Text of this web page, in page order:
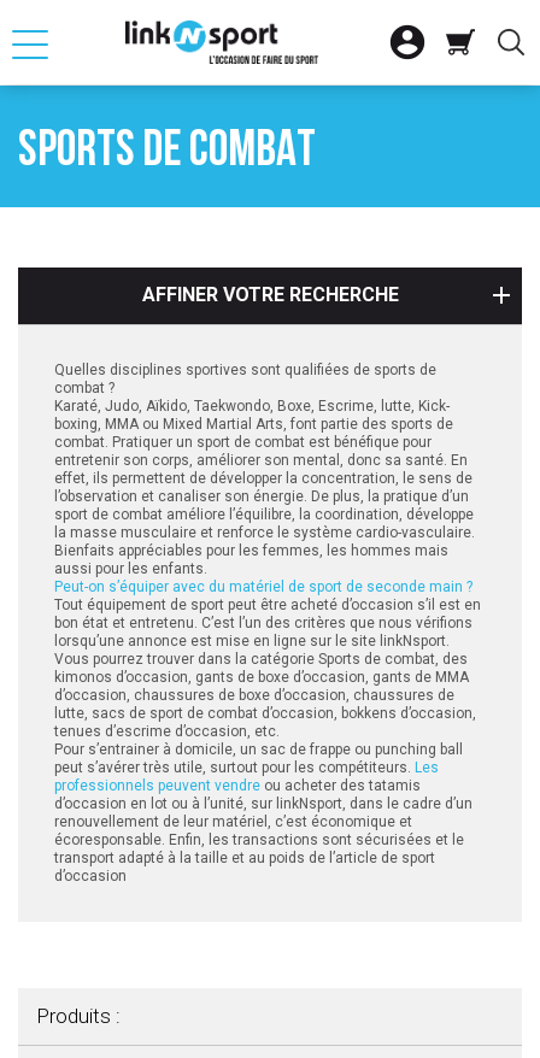

ACCESSOIRES
 SKI NORDIQUE
SNOWBOARD
LOT SKIS

SAC
CHARIOT

MUSCULATION

VELO DE ROUTE
VELO URBAIN ET
ACCESSOIRES
VELO ENFANT

BATEAU
GLISSE
DE COMBAT
DE RAQUETTE
SPORTS DE COMBAT
AFFINER VOTRE RECHERCHE
Quelles disciplines sportives sont qualifiées de sports de
combat ?
Karaté, Judo, Aïkido, Taekwondo, Boxe, Escrime, lutte, Kick-
boxing, MMA ou Mixed Martial Arts, font partie des sports de
combat. Pratiquer un sport de combat est bénéfique pour
entretenir son corps, améliorer son mental, donc sa santé. En
effet, ils permettent de développer la concentration, le sens de
l’observation et canaliser son énergie. De plus, la pratique d’un
sport de combat améliore l’équilibre, la coordination, développe
la masse musculaire et renforce le système cardio-vasculaire.
Bienfaits appréciables pour les femmes, les hommes mais
aussi pour les enfants.
Peut-on s’équiper avec du matériel de sport de seconde main ?
Tout équipement de sport peut être acheté d’occasion s’il est en
bon état et entretenu. C’est l’un des critères que nous vérifions
lorsqu’une annonce est mise en ligne sur le site linkNsport.
Vous pourrez trouver dans la catégorie Sports de combat, des
kimonos d’occasion, gants de boxe d’occasion, gants de MMA
d’occasion, chaussures de boxe d’occasion, chaussures de
lutte, sacs de sport de combat d’occasion, bokkens d’occasion,
tenues d’escrime d’occasion, etc.
Pour s’entrainer à domicile, un sac de frappe ou punching ball
peut s’avérer très utile, surtout pour les compétiteurs. Les
professionnels peuvent vendre ou acheter des tatamis
d’occasion en lot ou à l’unité, sur linkNsport, dans le cadre d’un
renouvellement de leur matériel, c’est économique et
écoresponsable. Enfin, les transactions sont sécurisées et le
transport adapté à la taille et au poids de l’article de sport
d’occasion
Produits :